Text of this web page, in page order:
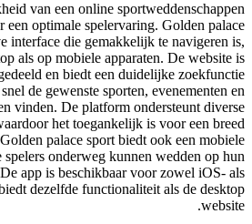
van een online sportweddenschappen
een optimale spelervaring. Golden palace
interface die gemakkelijk te navigeren is,
als op mobiele apparaten. De website is
en biedt een duidelijke zoekfunctie
de gewenste sporten, evenementen en
vinden. De platform ondersteunt diverse
het toegankelijk is voor een breed
palace sport biedt ook een mobiele
spelers onderweg kunnen wedden op hun
app is beschikbaar voor zowel iOS- als
dezelfde functionaliteit als de desktop
website.